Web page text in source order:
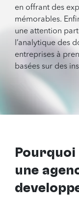
en offrant des
mémorables.
une attention
l’analytique des
entreprises à
basées sur des
une